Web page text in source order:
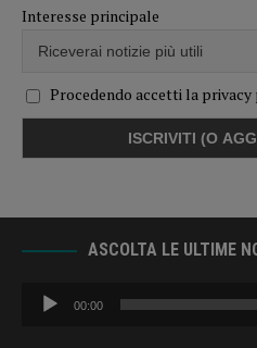
Interesse principale
Procedendo accetti la
ASCOLTA LE ULTIME
Audio
Player
00:00